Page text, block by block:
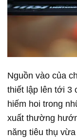
Nguồn vào của
thiết lập lên tới 3
hiếm hoi trong
xuất thường
năng tiêu thụ